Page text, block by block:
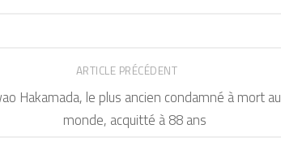
ARTICLE PRÉCÉDENT
Hakamada, le plus ancien condamné à mort au
monde, acquitté à 88 ans